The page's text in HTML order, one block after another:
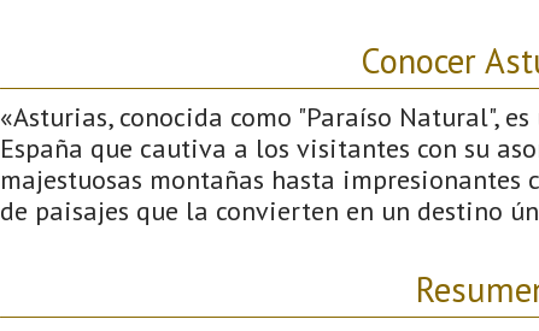
Conocer
«Asturias, conocida como "Paraíso Natural",
España que cautiva a los visitantes con su
majestuosas montañas hasta impresionantes
de paisajes que la convierten en un destino